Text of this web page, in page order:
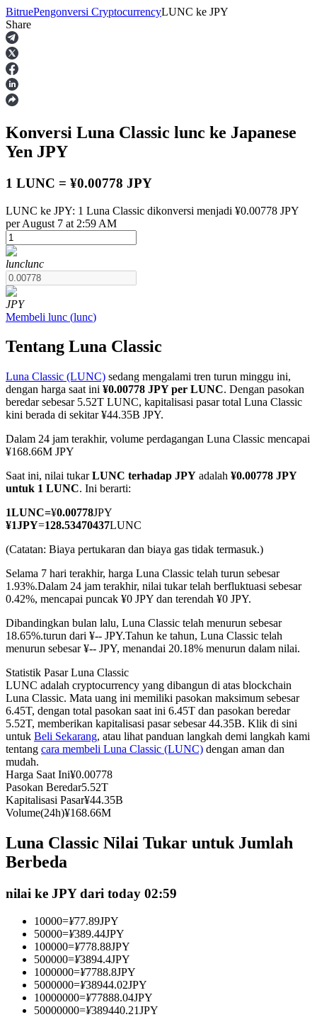
Berjangka
USDT Berjangka
COIN-M Berjangka
Mata Uang Kripto Berjangka
TradFi
Derivatif saham, forex, logam mulia, dan komoditas
USDC Berjangka
Kontrak berjangka menggunakan USDC sebagai jaminannya
Copy Trading
Bergabunglah dengan pedagang top
Menjadi Pedagang Salinan
Nikmati pembagian keuntungan dan komisi copy trading
BitruePengonversi CryptocurrencyLUNC ke JPY
Share
Konversi Luna Classic lunc ke Japanese
Yen JPY
1 LUNC = ¥0.00778 JPY
LUNC ke JPY: 1 Luna Classic dikonversi menjadi ¥0.00778 JPY
per August 7 at 2:59 AM
lunclunc
JPY
Membeli lunc (lunc)
Tentang Luna Classic
Luna Classic (LUNC) sedang mengalami tren turun minggu ini,
dengan harga saat ini ¥0.00778 JPY per LUNC. Dengan pasokan
beredar sebesar 5.52T LUNC, kapitalisasi pasar total Luna Classic
kini berada di sekitar ¥44.35B JPY.
Dalam 24 jam terakhir, volume perdagangan Luna Classic mencapai
¥168.66M JPY
Saat ini, nilai tukarLUNC terhadap JPY adalah ¥0.00778 JPY
untuk 1 LUNC. Ini berarti:
1LUNC=¥0.00778JPY
¥1JPY=128.53470437LUNC
(Catatan: Biaya pertukaran dan biaya gas tidak termasuk.)
Selama 7 hari terakhir, harga Luna Classic telah turun sebesar
1.93%.Dalam 24 jam terakhir, nilai tukar telah berfluktuasi sebesar
0.42%, mencapai puncak ¥0 JPY dan terendah ¥0 JPY.
Dibandingkan bulan lalu, Luna Classic telah menurun sebesar
18.65%.turun dari ¥-- JPY.Tahun ke tahun, Luna Classic telah
menurun sebesar ¥-- JPY, menandai 20.18% menurun dalam nilai.
Statistik Pasar Luna Classic
LUNC adalah cryptocurrency yang dibangun di atas blockchain
Luna Classic. Mata uang ini memiliki pasokan maksimum sebesar
6.45T, dengan total pasokan saat ini 6.45T dan pasokan beredar
5.52T, memberikan kapitalisasi pasar sebesar 44.35B. Klik di sini
untuk Beli Sekarang, atau lihat panduan langkah demi langkah kami
tentang cara membeli Luna Classic (LUNC) dengan aman dan
mudah.
Harga Saat Ini¥0.00778
Pasokan Beredar5.52T
Kapitalisasi Pasar¥44.35B
Volume(24h)¥168.66M
Luna Classic Nilai Tukar untuk Jumlah
Berbeda
nilai ke JPY dari today 02:59
10000=¥77.89JPY
50000=¥389.44JPY
100000=¥778.88JPY
500000=¥3894.4JPY
1000000=¥7788.8JPY
5000000=¥38944.02JPY
10000000=¥77888.04JPY
50000000=¥389440.21JPY